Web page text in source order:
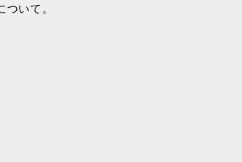
いて。